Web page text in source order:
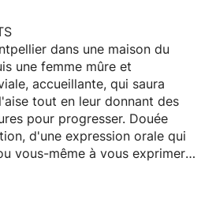
dans une maison du
une femme mûre et
accueillante, qui saura
tout en leur donnant des
pour progresser. Douée
d'une expression orale qui
vous-même à vous exprimer
souhaitez améliorer, je vous
denses et adaptés à votre